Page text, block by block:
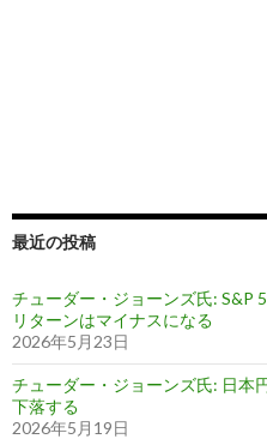
最近の投稿
チューダー・ジョーンズ氏: S&P
リターンはマイナスになる
2026年5月23日
チューダー・ジョーンズ氏: 日本
下落する
2026年5月19日